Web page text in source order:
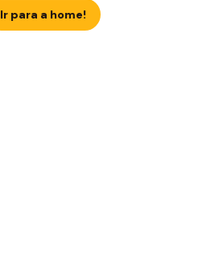
Ir para a home!